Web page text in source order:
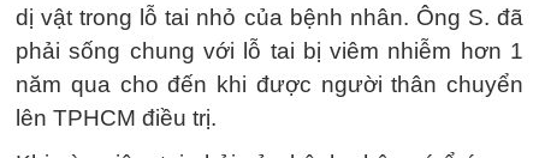
dị vật trong lỗ tai nhỏ của bệnh nhân. Ông S. đã
phải sống chung với lỗ tai bị viêm nhiễm hơn 1
năm qua cho đến khi được người thân chuyển
lên TPHCM điều trị.